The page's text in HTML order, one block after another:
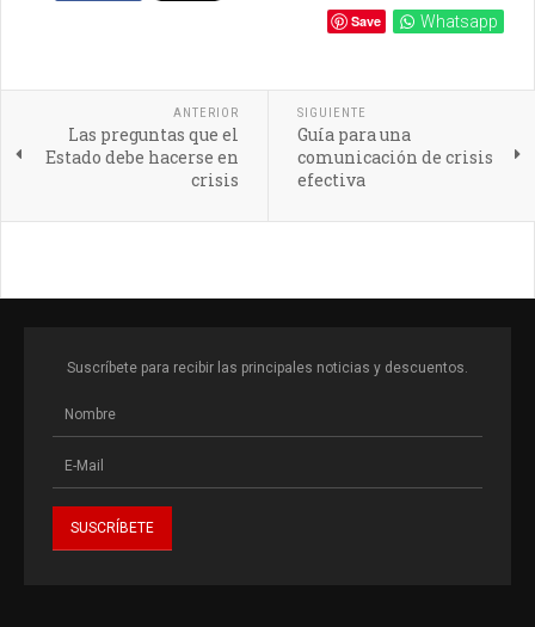
Save Whatsapp
ANTERIOR
Las preguntas que el
Estado debe hacerse en
crisis
SIGUIENTE
Guía para una
comunicación de crisis
efectiva
Suscríbete para recibir las principales noticias y descuentos.